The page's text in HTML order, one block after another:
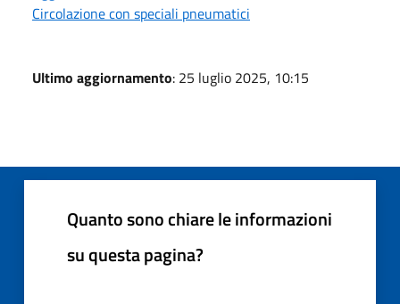
Circolazione con speciali pneumatici
Ultimo aggiornamento: 25 luglio 2025, 10:15
Quanto sono chiare le informazioni
su questa pagina?